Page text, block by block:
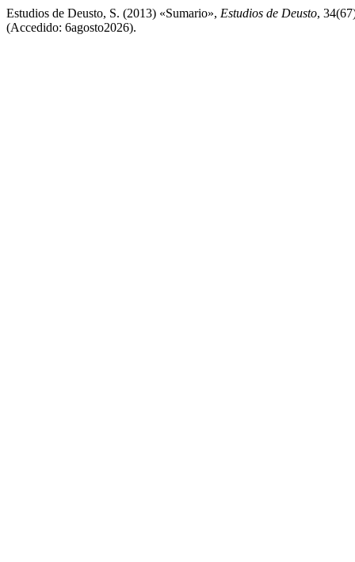
Estudios de Deusto, S. (2013) «Sumario», Estudios de Deusto,
(Accedido: 6agosto2026).